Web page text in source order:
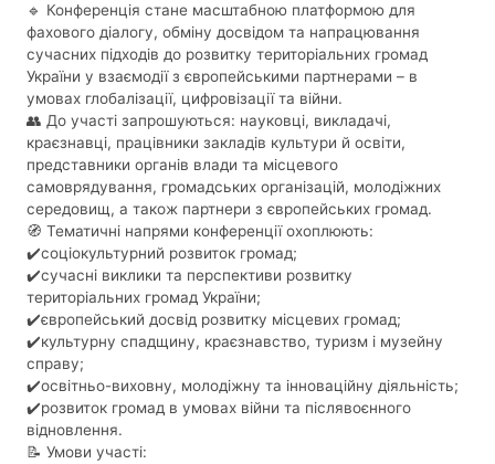
🔹 Конференція стане масштабною платформою для
фахового діалогу, обміну досвідом та напрацювання
сучасних підходів до розвитку територіальних громад
України у взаємодії з європейськими партнерами – в
умовах глобалізації, цифровізації та війни.
👥 До участі запрошуються: науковці, викладачі,
краєзнавці, працівники закладів культури й освіти,
представники органів влади та місцевого
самоврядування, громадських організацій, молодіжних
середовищ, а також партнери з європейських громад.
🧭 Тематичні напрями конференції охоплюють:
✔️соціокультурний розвиток громад;
✔️сучасні виклики та перспективи розвитку
територіальних громад України;
✔️європейський досвід розвитку місцевих громад;
✔️культурну спадщину, краєзнавство, туризм і музейну
справу;
✔️освітньо-виховну, молодіжну та інноваційну діяльність;
✔️розвиток громад в умовах війни та післявоєнного
відновлення.
📝 Умови участі: